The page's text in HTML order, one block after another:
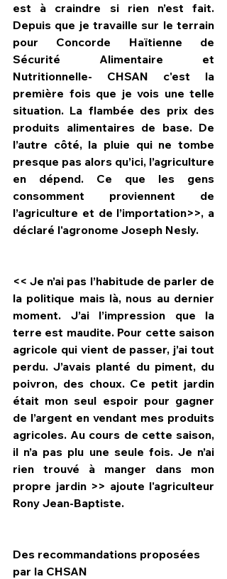
est à craindre si rien n’est fait.
Depuis que je travaille sur le terrain
pour Concorde Haïtienne de
Sécurité Alimentaire et
Nutritionnelle- CHSAN c'est la
première fois que je vois une telle
situation. La flambée des prix des
produits alimentaires de base. De
l’autre côté, la pluie qui ne tombe
presque pas alors qu’ici, l’agriculture
en dépend. Ce que les gens
consomment proviennent de
l’agriculture et de l’importation>>, a
déclaré l'agronome Joseph Nesly.
<< Je n’ai pas l’habitude de parler de
la politique mais là, nous au dernier
moment. J’ai l’impression que la
terre est maudite. Pour cette saison
agricole qui vient de passer, j’ai tout
perdu. J’avais planté du piment, du
poivron, des choux. Ce petit jardin
était mon seul espoir pour gagner
de l’argent en vendant mes produits
agricoles. Au cours de cette saison,
il n’a pas plu une seule fois. Je n’ai
rien trouvé à manger dans mon
propre jardin >> ajoute l'agriculteur
Rony Jean-Baptiste.
Des recommandations proposées
par la CHSAN